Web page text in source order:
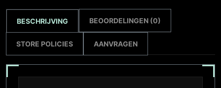
BESCHRIJVING BEOORDELINGEN (0)
STORE POLICIES AANVRAGEN